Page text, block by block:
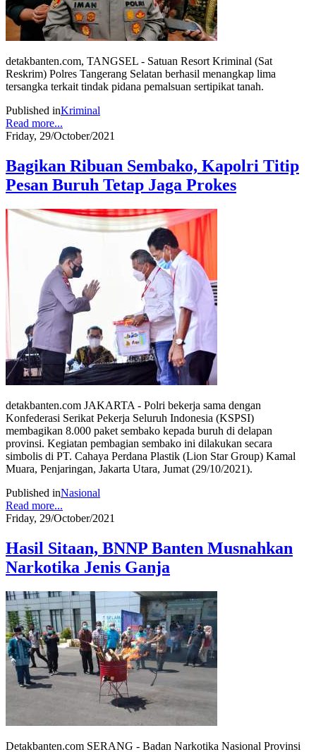
detakbanten.com, TANGSEL - Satuan Resort Kriminal (Sat
Reskrim) Polres Tangerang Selatan berhasil menangkap lima
tersangka terkait tindak pidana pemalsuan sertipikat tanah.
Published inKriminal
Read more...
Friday, 29/October/2021
Bagikan Ribuan Sembako, Kapolri Titip
Pesan Buruh Tetap Jaga Prokes
detakbanten.com JAKARTA - Polri bekerja sama dengan
Konfederasi Serikat Pekerja Seluruh Indonesia (KSPSI)
membagikan 8.000 paket sembako kepada buruh di delapan
provinsi. Kegiatan pembagian sembako ini dilakukan secara
simbolis di PT. Cahaya Perdana Plastik (Lion Star Group) Kamal
Muara, Penjaringan, Jakarta Utara, Jumat (29/10/2021).
Published inNasional
Read more...
Friday, 29/October/2021
Hasil Sitaan, BNNP Banten Musnahkan
Narkotika Jenis Ganja
Detakbanten.com SERANG - Badan Narkotika Nasional Provinsi